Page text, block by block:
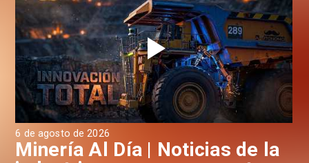
6 de agosto de 2026
Minería Al Día | Noticias de la